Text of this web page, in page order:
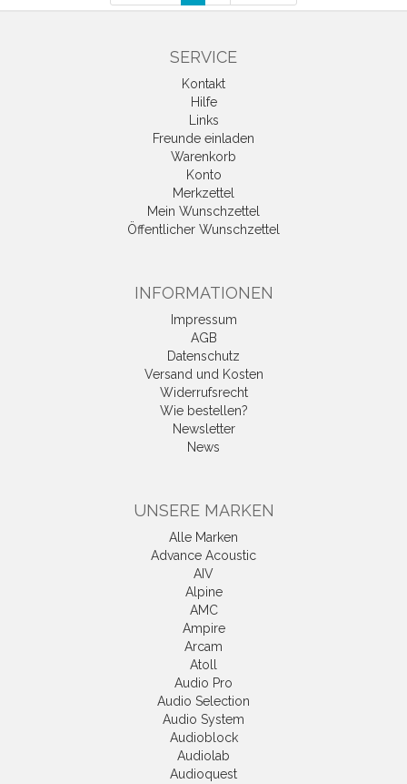
SERVICE
Kontakt
Hilfe
Links
Freunde einladen
Warenkorb
Konto
Merkzettel
Mein Wunschzettel
Öffentlicher Wunschzettel
INFORMATIONEN
Impressum
AGB
Datenschutz
Versand und Kosten
Widerrufsrecht
Wie bestellen?
Newsletter
News
UNSERE MARKEN
Alle Marken
Advance Acoustic
AIV
Alpine
AMC
Ampire
Arcam
Atoll
Audio Pro
Audio Selection
Audio System
Audioblock
Audiolab
Audioquest